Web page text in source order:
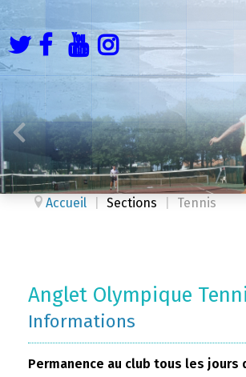
Accueil Sections Tennis
Anglet Olympique
Informations
Permanence au club tous les jours